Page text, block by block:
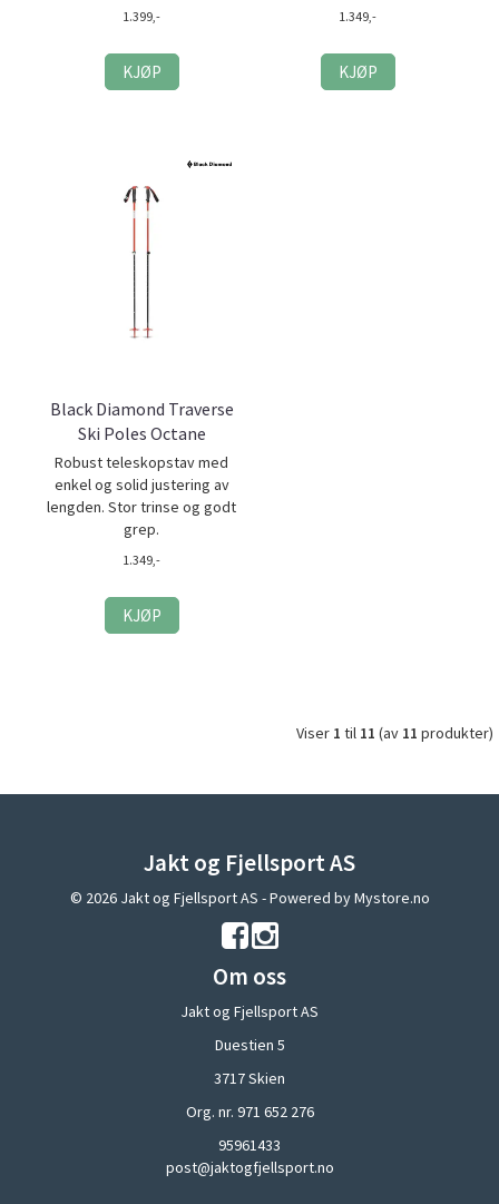
1.399,-
KJØP
1.349,-
KJØP
Black Diamond Traverse
Ski Poles Octane
Robust teleskopstav med
enkel og solid justering av
lengden. Stor trinse og godt
grep.
1.349,-
KJØP
Viser 1 til 11 (av 11 produkter)
Jakt og Fjellsport AS
© 2026 Jakt og Fjellsport AS - Powered byMystore.no
Om oss
Jakt og Fjellsport AS
Duestien 5
3717 Skien
Org. nr. 971 652 276
95961433
post@jaktogfjellsport.no